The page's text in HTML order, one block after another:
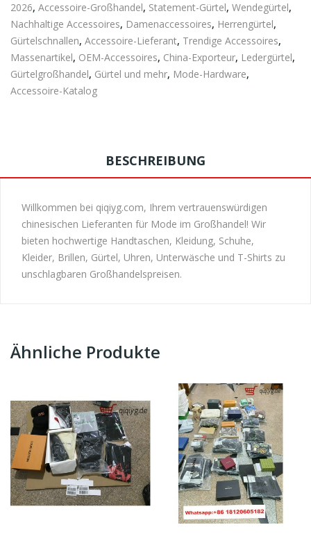
2026, Accessoire-Großhandel, Statement-Gürtel, Wendegürtel,
Nachhaltige Accessoires, Damenaccessoires, Herrengürtel,
Gürtelschnallen, Accessoire-Lieferant, Trendige Accessoires,
Massenartikel, OEM-Accessoires, China-Exporteur, Ledergürtel,
Gürtelgroßhandel, Gürtel und mehr, Mode-Hardware,
Accessoire-Katalog
BESCHREIBUNG
Willkommen bei qiqiyg.com, Ihrem vertrauenswürdigen
chinesischen Lieferanten für Mode im Großhandel! Wir
bieten hochwertige Handtaschen, Kleidung, Schuhe,
Kleider, Brillen, Gürtel, Uhren, Unterwäsche und T-Shirts zu
unschlagbaren Großhandelspreisen.
Ähnliche Produkte